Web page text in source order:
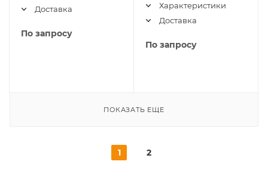
Доставка
По запросу
Характеристики
Доставка
По запросу
ПОКАЗАТЬ ЕЩЕ
1 2